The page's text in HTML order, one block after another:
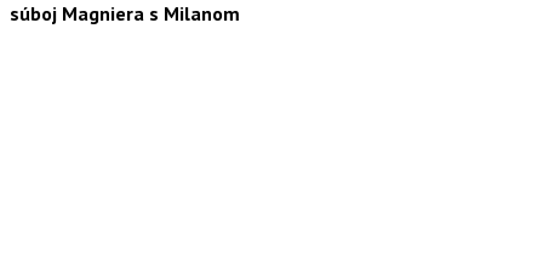
súboj Magniera s Milanom